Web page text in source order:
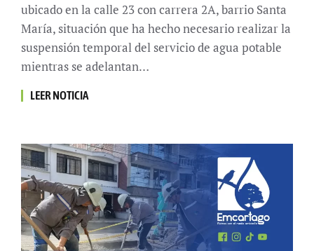
ubicado en la calle 23 con carrera 2A, barrio Santa
María, situación que ha hecho necesario realizar la
suspensión temporal del servicio de agua potable
mientras se adelantan…
LEER NOTICIA